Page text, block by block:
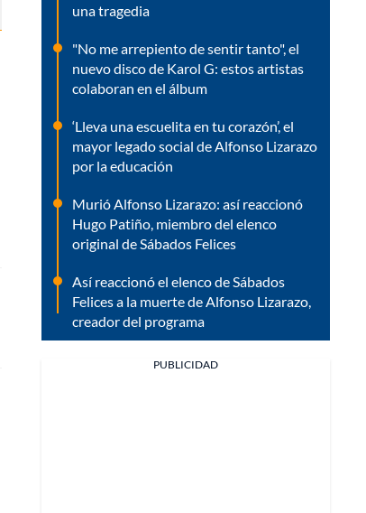
una tragedia
"No me arrepiento de sentir tanto", el
nuevo disco de Karol G: estos artistas
colaboran en el álbum
‘Lleva una escuelita en tu corazón’, el
mayor legado social de Alfonso Lizarazo
por la educación
Murió Alfonso Lizarazo: así reaccionó
Hugo Patiño, miembro del elenco
original de Sábados Felices
Así reaccionó el elenco de Sábados
Felices a la muerte de Alfonso Lizarazo,
creador del programa
PUBLICIDAD